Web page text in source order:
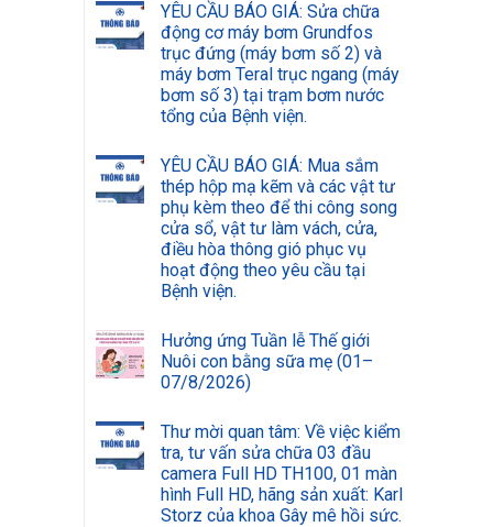
YÊU CẦU BÁO GIÁ: Sửa chữa
động cơ máy bơm Grundfos
trục đứng (máy bơm số 2) và
máy bơm Teral trục ngang (máy
bơm số 3) tại trạm bơm nước
tổng của Bệnh viện.
YÊU CẦU BÁO GIÁ: Mua sắm
thép hộp mạ kẽm và các vật tư
phụ kèm theo để thi công song
cửa sổ, vật tư làm vách, cửa,
điều hòa thông gió phục vụ
hoạt động theo yêu cầu tại
Bệnh viện.
Hưởng ứng Tuần lễ Thế giới
Nuôi con bằng sữa mẹ (01–
07/8/2026)
Thư mời quan tâm: Về việc kiểm
tra, tư vấn sửa chữa 03 đầu
camera Full HD TH100, 01 màn
hình Full HD, hãng sản xuất: Karl
Storz của khoa Gây mê hồi sức.